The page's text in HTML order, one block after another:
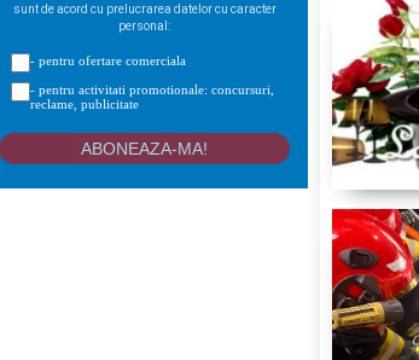
sunt de acord cu prelucrarea datelor cu caracter
personal:
- pentru ofertare comerciala
- pentru activitati promotionale: concursuri,
reclame, publicitate